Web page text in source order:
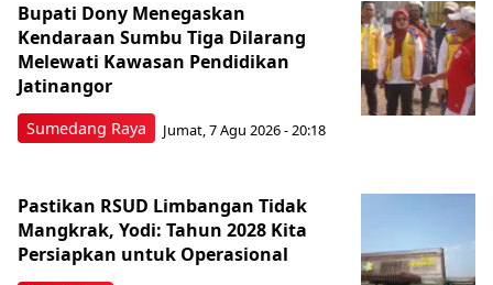
Sumedang Raya
Bupati Dony Menegaskan
Kendaraan Sumbu Tiga Dilarang
Melewati Kawasan Pendidikan
Jatinangor
Jumat, 7 Agu 2026 - 20:18
Pastikan RSUD Limbangan Tidak
Mangkrak, Yodi: Tahun 2028 Kita
Persiapkan untuk Operasional